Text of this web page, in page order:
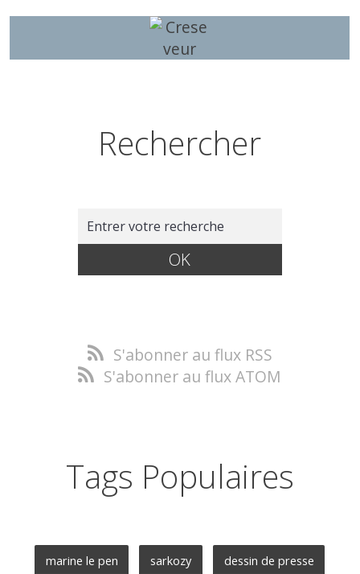
Rechercher
S'abonner au flux RSS
S'abonner au flux ATOM
Tags Populaires
marine le pen sarkozy dessin de presse